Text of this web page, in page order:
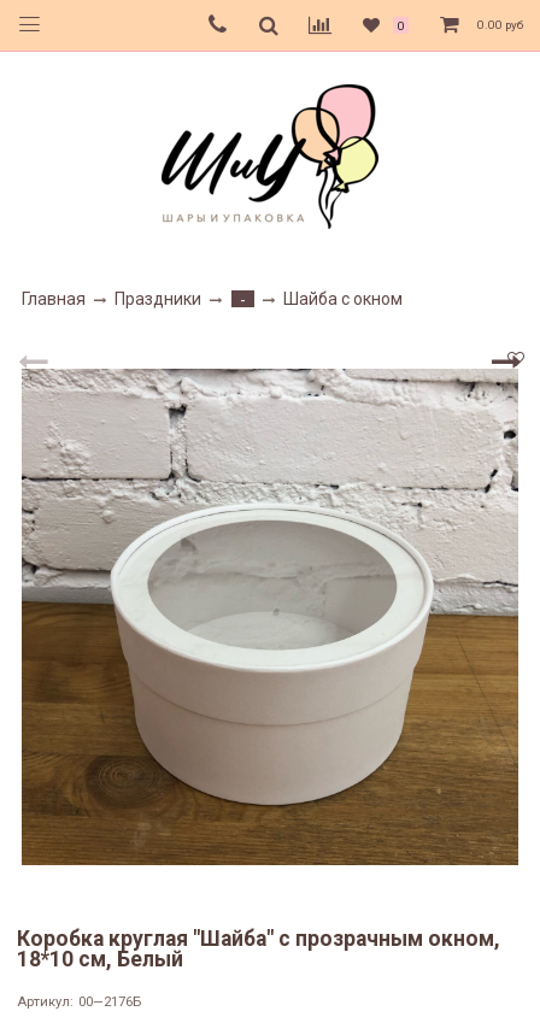
0 0.00 руб
Главная Праздники - Шайба с окном
Коробка круглая "Шайба" с прозрачным окном,
18*10 см, Белый
Артикул: 00—2176Б